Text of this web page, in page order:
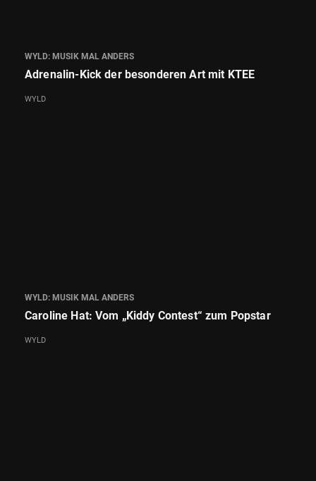
WYLD: MUSIK MAL ANDERS
Adrenalin-Kick der besonderen Art mit KTEE
WYLD
WYLD: MUSIK MAL ANDERS
Caroline Hat: Vom „Kiddy Contest“ zum Popstar
WYLD